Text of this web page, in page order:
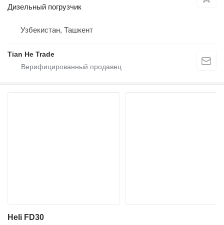
Дизельный погрузчик
Узбекистан, Ташкент
Tian He Trade
Heli FD30